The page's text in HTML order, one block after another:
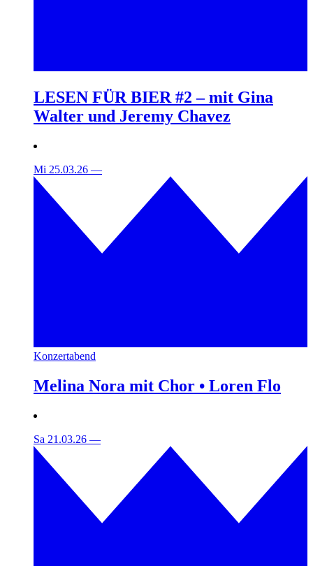
LESEN FÜR BIER #2 – mit Gina
Walter und Jeremy Chavez
Mi 25.03.26 —
Konzertabend
Melina Nora mit Chor • Loren Flo
Sa 21.03.26 —